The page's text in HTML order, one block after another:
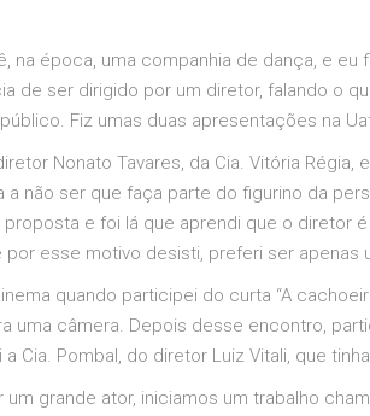
na época, uma companhia de dança, e
de ser dirigido por um diretor, falando o
Fiz umas duas apresentações na
Nonato Tavares, da Cia. Vitória
não ser que faça parte do figurino da
e foi lá que aprendi que o diretor
esse motivo desisti, preferi ser apenas
quando participei do curta “A
uma câmera. Depois desse encontro,
a Cia. Pombal, do diretor Luiz Vitali, que
grande ator, iniciamos um trabalho